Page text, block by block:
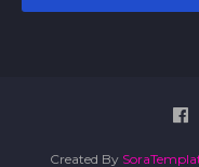
Created By